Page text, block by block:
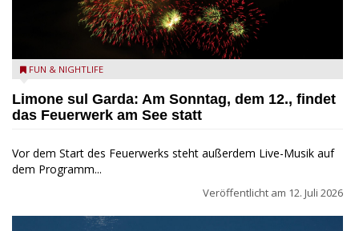
Feuerwerk am Gardasee
FUN & NIGHTLIFE
Limone sul Garda: Am Sonntag, dem 12., findet
das Feuerwerk am See statt
Vor dem Start des Feuerwerks steht außerdem Live-Musik auf
dem Programm...
Veröffentlicht am 12. Juli 2026